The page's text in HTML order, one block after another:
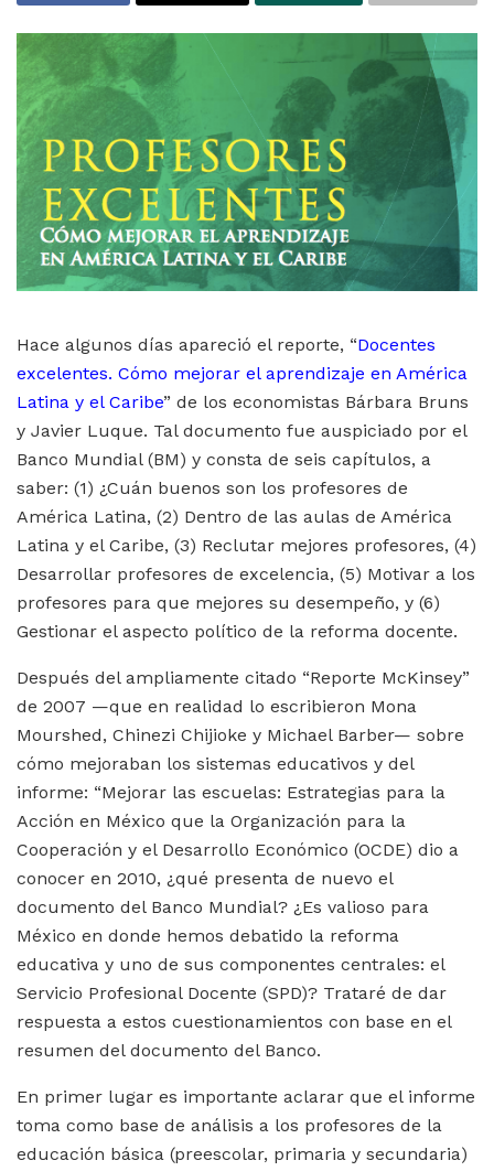
Hace algunos días apareció el reporte, “Docentes
excelentes. Cómo mejorar el aprendizaje en América
Latina y el Caribe” de los economistas Bárbara Bruns
y Javier Luque. Tal documento fue auspiciado por el
Banco Mundial (BM) y consta de seis capítulos, a
saber: (1) ¿Cuán buenos son los profesores de
América Latina, (2) Dentro de las aulas de América
Latina y el Caribe, (3) Reclutar mejores profesores, (4)
Desarrollar profesores de excelencia, (5) Motivar a los
profesores para que mejores su desempeño, y (6)
Gestionar el aspecto político de la reforma docente.
Después del ampliamente citado “Reporte McKinsey”
de 2007 —que en realidad lo escribieron Mona
Mourshed, Chinezi Chijioke y Michael Barber— sobre
cómo mejoraban los sistemas educativos y del
informe: “Mejorar las escuelas: Estrategias para la
Acción en México que la Organización para la
Cooperación y el Desarrollo Económico (OCDE) dio a
conocer en 2010, ¿qué presenta de nuevo el
documento del Banco Mundial? ¿Es valioso para
México en donde hemos debatido la reforma
educativa y uno de sus componentes centrales: el
Servicio Profesional Docente (SPD)? Trataré de dar
respuesta a estos cuestionamientos con base en el
resumen del documento del Banco.
En primer lugar es importante aclarar que el informe
toma como base de análisis a los profesores de la
educación básica (preescolar, primaria y secundaria)